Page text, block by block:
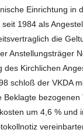
Einrichtung
1984 als
die
Anstellungsträger
des Kirchlichen
schloß der VKDA
Beklagte
um 4,6 %